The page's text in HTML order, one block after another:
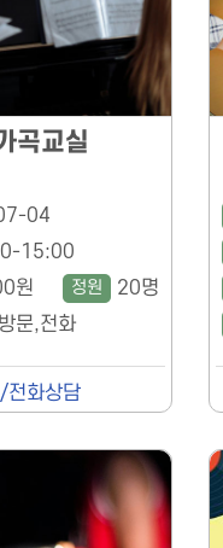
전화상담
곡교실
04
15:00
원 정원 20명
문,전화